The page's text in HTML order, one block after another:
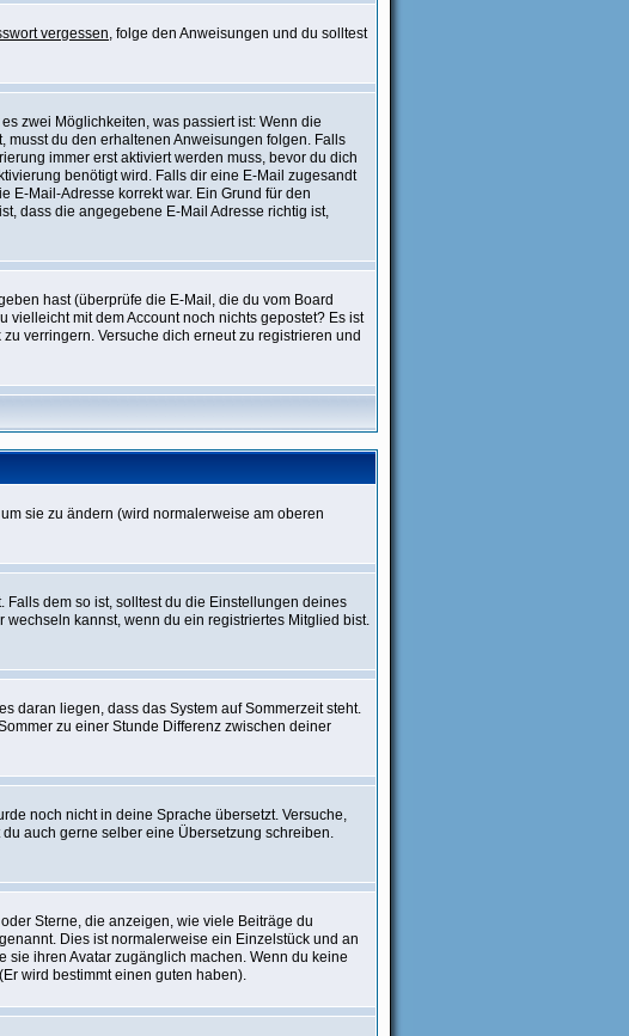
vergessen, folge den Anweisungen und du solltest
zwei Möglichkeiten, was passiert ist: Wenn die
du den erhaltenen Anweisungen folgen. Falls
immer erst aktiviert werden muss, bevor du dich
benötigt wird. Falls dir eine E-Mail zugesandt
E-Mail-Adresse korrekt war. Ein Grund für den
dass die angegebene E-Mail Adresse richtig ist,
hast (überprüfe die E-Mail, die du vom Board
vielleicht mit dem Account noch nichts gepostet? Es ist
verringern. Versuche dich erneut zu registrieren und
sie zu ändern (wird normalerweise am oberen
dem so ist, solltest du die Einstellungen deines
kannst, wenn du ein registriertes Mitglied bist.
daran liegen, dass das System auf Sommerzeit steht.
zu einer Stunde Differenz zwischen deiner
noch nicht in deine Sprache übersetzt. Versuche,
auch gerne selber eine Übersetzung schreiben.
Sterne, die anzeigen, wie viele Beiträge du
Dies ist normalerweise ein Einzelstück und an
sie ihren Avatar zugänglich machen. Wenn du keine
wird bestimmt einen guten haben).